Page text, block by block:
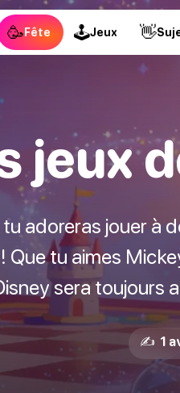
🥳Fête 🕹Jeux 👋
jeux
adoreras jouer
Que tu aimes
sera toujours
✍️ 1